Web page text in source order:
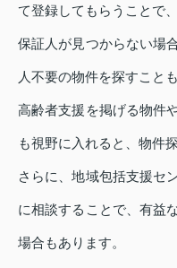
て登録してもらうことで
保証人が見つからない場
人不要の物件を探すこと
高齢者支援を掲げる物件
も視野に入れると、物件
さらに、地域包括支援セ
に相談することで、有益
場合もあります。